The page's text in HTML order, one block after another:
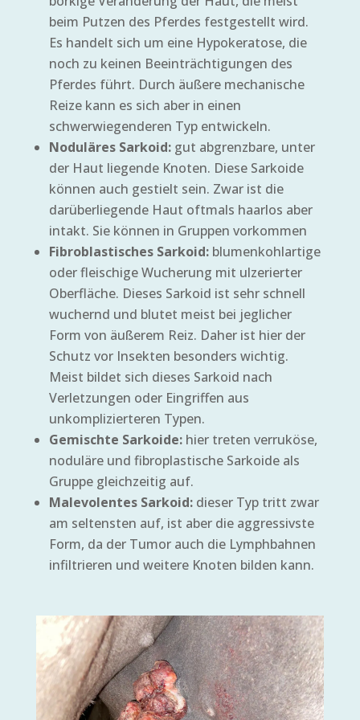
beim Putzen des Pferdes festgestellt wird.
Es handelt sich um eine Hypokeratose, die
noch zu keinen Beeinträchtigungen des
Pferdes führt. Durch äußere mechanische
Reize kann es sich aber in einen
schwerwiegenderen Typ entwickeln.
Noduläres Sarkoid: gut abgrenzbare, unter
der Haut liegende Knoten. Diese Sarkoide
können auch gestielt sein. Zwar ist die
darüberliegende Haut oftmals haarlos aber
intakt. Sie können in Gruppen vorkommen
Fibroblastisches Sarkoid: blumenkohlartige
oder fleischige Wucherung mit ulzerierter
Oberfläche. Dieses Sarkoid ist sehr schnell
wuchernd und blutet meist bei jeglicher
Form von äußerem Reiz. Daher ist hier der
Schutz vor Insekten besonders wichtig.
Meist bildet sich dieses Sarkoid nach
Verletzungen oder Eingriffen aus
unkomplizierteren Typen.
Gemischte Sarkoide: hier treten verruköse,
noduläre und fibroplastische Sarkoide als
Gruppe gleichzeitig auf.
Malevolentes Sarkoid: dieser Typ tritt zwar
am seltensten auf, ist aber die aggressivste
Form, da der Tumor auch die Lymphbahnen
infiltrieren und weitere Knoten bilden kann.